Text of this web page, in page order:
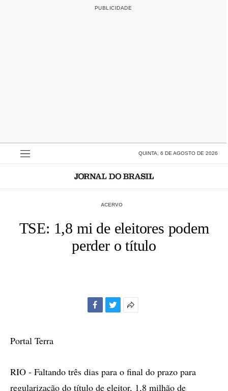
QUINTA, 6 DE AGOSTO DE 2026
ACERVO
TSE: 1,8 mi de eleitores podem
perder o título
Portal Terra
RIO - Faltando três dias para o final do prazo para
regularização do título de eleitor, 1,8 milhão de